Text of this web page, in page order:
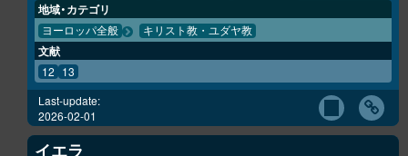
地域・カテゴリ
ヨーロッパ全般 キリスト教・ユダヤ教
文献
12 13
Last-update:
2026-02-01
イエラ